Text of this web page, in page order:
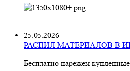
25.05.2026
РАСПИЛ МАТЕРИАЛОВ В
Бесплатно нарежем